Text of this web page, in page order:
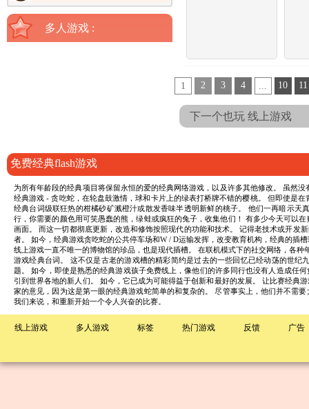
免费经典flash游戏
为所有年龄段的经典项目将保留永恒的爱的经典网络游戏，以及许多其他修改。 虽然
经典游戏 - 贪吃蛇，在轮盘鼓激情，球和卡片上的绿表打桥牌不错的樱桃。 但即使是
经典台词级联狂热的柑橘砂矿溅橙汁或散发香味半透明新鲜的桃子。 他们一再暗示
行，你需要的颜色用可笑愚蠢的熊，绿蛙或疯狂的兔子，收集他们！ 有多少今天可以
画面。 而这一切都彻底更新，改造和修饰按照现代的功能和技术。 记得老技术或开发
者。 如今，经典游戏贪吃蛇的公共停车场和W / D运输发挥，改变教育机构，经典的插
线上游戏一直不唯一的博物馆的珍品，也是现代插槽。 在联机模式下的社交网络，各
游戏经典台词。 这不仅是古老的游戏槽的精彩简约是过去的一些回忆已经动荡的世
题。 如今，即使是熟悉的经典游戏孩子免费线上，像他们的许多同行也没有人造成任
引到世界各地的新人们。 如今，它已成为可能得益于创新和最好的发展。 让比赛经典
家的意见，因为这是第一眼的经典游戏蛇简单的和复杂的。 尽管事实上，他们并不需
我们来说，和重新开始一个令人兴奋的比赛。
多人游戏 :
1 2 3 4 ... 10 11
下一个也玩 线上游戏
线上游戏 多人游戏 标签 热门游戏 反馈 广告